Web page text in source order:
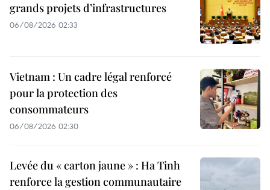
grands projets d’infrastructures
06/08/2026 02:33
Vietnam : Un cadre légal renforcé
pour la protection des
consommateurs
06/08/2026 02:30
Levée du « carton jaune » : Ha Tinh
renforce la gestion communautaire